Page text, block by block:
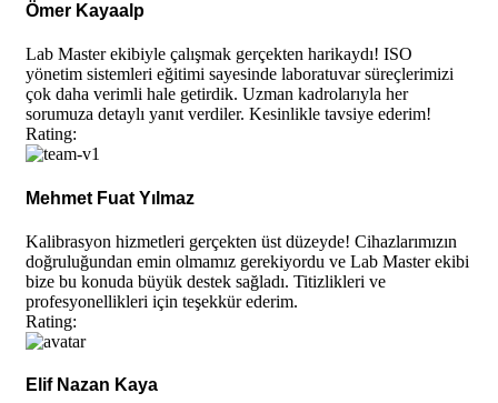
Ömer Kayaalp
Lab Master ekibiyle çalışmak gerçekten harikaydı! ISO
yönetim sistemleri eğitimi sayesinde laboratuvar süreçlerimizi
çok daha verimli hale getirdik. Uzman kadrolarıyla her
sorumuza detaylı yanıt verdiler. Kesinlikle tavsiye ederim!
Rating:
Mehmet Fuat Yılmaz
Kalibrasyon hizmetleri gerçekten üst düzeyde! Cihazlarımızın
doğruluğundan emin olmamız gerekiyordu ve Lab Master ekibi
bize bu konuda büyük destek sağladı. Titizlikleri ve
profesyonellikleri için teşekkür ederim.
Rating:
Elif Nazan Kaya